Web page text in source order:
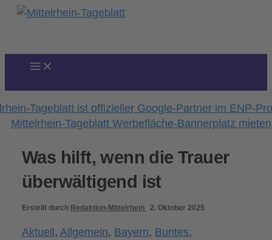
Zum
Was hilft, wenn die Trauer
überwältigend ist
Erstellt durch Redaktion-Mittelrhein 2. Oktober 2025
Aktuell,Allgemein, Bayern, Buntes,